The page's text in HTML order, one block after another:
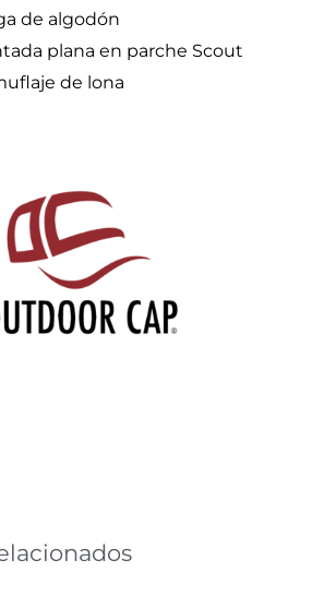
de algodón
plana en parche Scout
de lona